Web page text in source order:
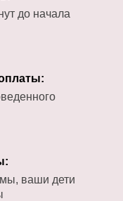
до начала
ваши дети